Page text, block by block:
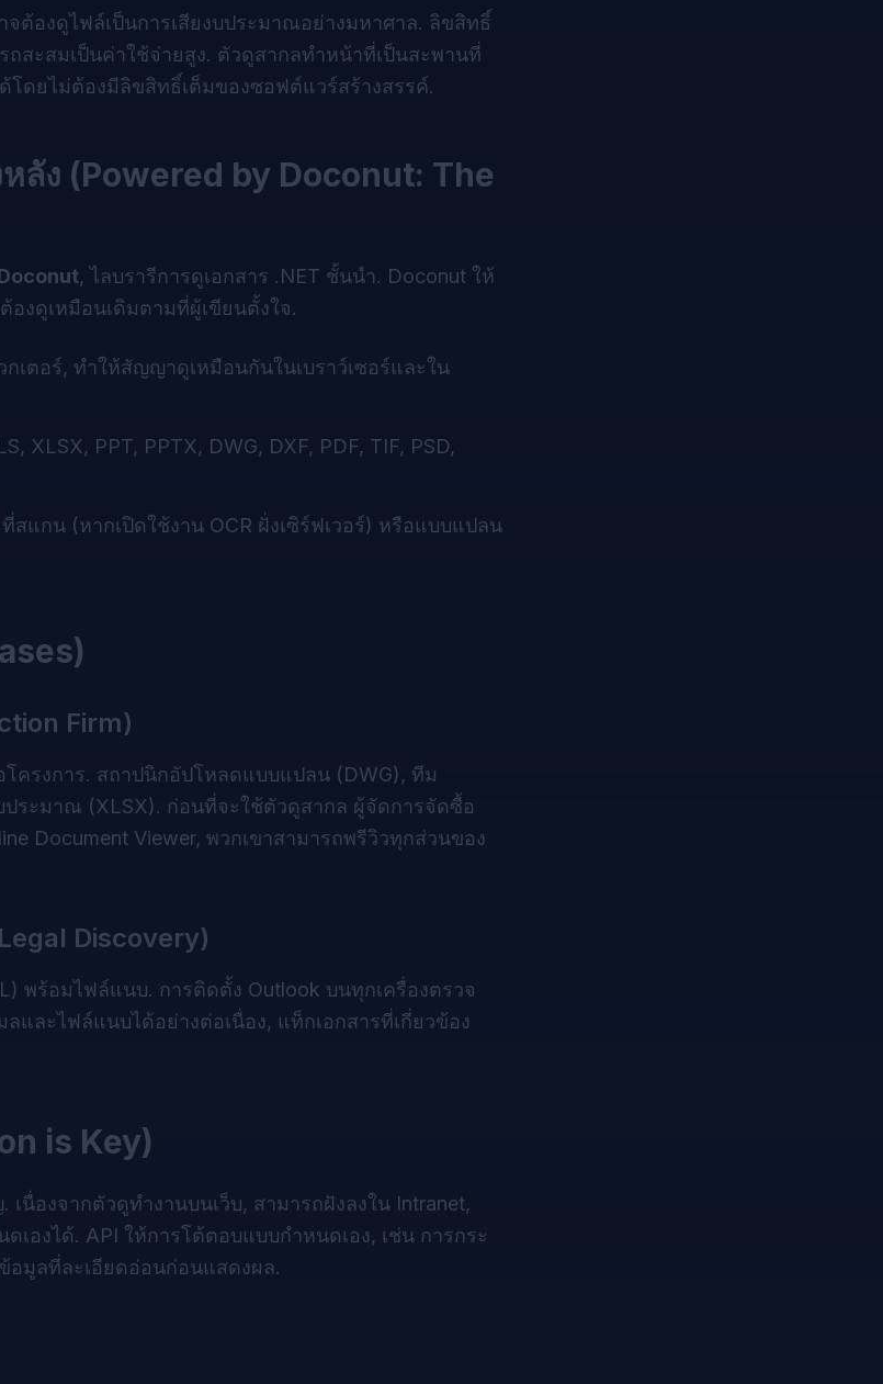
ต้องดูไฟล์เป็นการเสียงบประมาณอย่างมหาศาล. ลิขสิทธิ์
สะสมเป็นค่าใช้จ่ายสูง. ตัวดูสากลทำหน้าที่เป็นสะพานที่
โดยไม่ต้องมีลิขสิทธิ์เต็มของซอฟต์แวร์สร้างสรรค์.
ลัง (Powered by Doconut: The
, ไลบรารีการดูเอกสาร .NET ชั้นนำ. Doconut ให้
งดูเหมือนเดิมตามที่ผู้เขียนตั้งใจ.
เตอร์, ทำให้สัญญาดูเหมือนกันในเบราว์เซอร์และใน
XLSX, PPT, PPTX, DWG, DXF, PDF, TIF, PSD,
แกน (หากเปิดใช้งาน OCR ฝั่งเซิร์ฟเวอร์) หรือแบบแปลน
Firm)
ครงการ. สถาปนิกอัปโหลดแบบแปลน (DWG), ทีม
ระมาณ (XLSX). ก่อนที่จะใช้ตัวดูสากล ผู้จัดการจัดซื้อ
Document Viewer, พวกเขาสามารถพรีวิวทุกส่วนของ
Discovery)
พร้อมไฟล์แนบ. การติดตั้ง Outlook บนทุกเครื่องตรวจ
และไฟล์แนบได้อย่างต่อเนื่อง, แท็กเอกสารที่เกี่ยวข้อง
is Key)
องจากตัวดูทำงานบนเว็บ, สามารถฝังลงใน Intranet,
เองได้. API ให้การโต้ตอบแบบกำหนดเอง, เช่น การกระ
อมูลที่ละเอียดอ่อนก่อนแสดงผล.